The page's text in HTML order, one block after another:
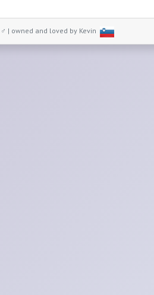
♂ | owned and loved by Kevin